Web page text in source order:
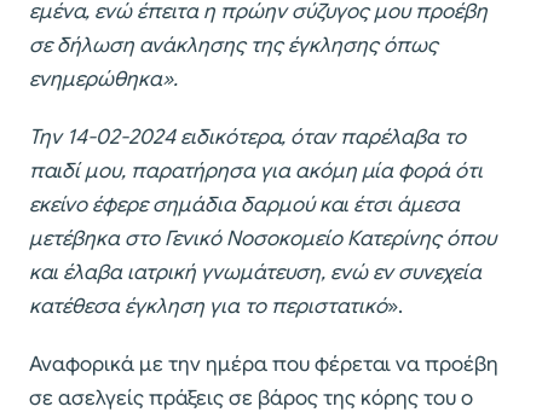
εμένα, ενώ έπειτα η πρώην σύζυγος μου προέβη
σε δήλωση ανάκλησης της έγκλησης όπως
ενημερώθηκα».
Την 14-02-2024 ειδικότερα, όταν παρέλαβα το
παιδί μου, παρατήρησα για ακόμη μία φορά ότι
εκείνο έφερε σημάδια δαρμού και έτσι άμεσα
μετέβηκα στο Γενικό Νοσοκομείο Κατερίνης όπου
και έλαβα ιατρική γνωμάτευση, ενώ εν συνεχεία
κατέθεσα έγκληση για το περιστατικό».
Αναφορικά με την ημέρα που φέρεται να προέβη
σε ασελγείς πράξεις σε βάρος της κόρης του ο